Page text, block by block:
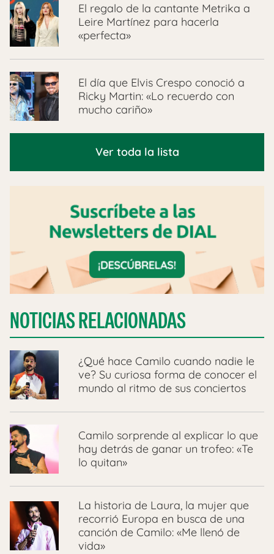
El regalo de la cantante Metrika a
Leire Martínez para hacerla
«perfecta»
El día que Elvis Crespo conoció a
Ricky Martin: «Lo recuerdo con
mucho cariño»
Ver toda la lista
NOTICIAS RELACIONADAS
¿Qué hace Camilo cuando nadie le
ve? Su curiosa forma de conocer el
mundo al ritmo de sus conciertos
Camilo sorprende al explicar lo que
hay detrás de ganar un trofeo: «Te
lo quitan»
La historia de Laura, la mujer que
recorrió Europa en busca de una
canción de Camilo: «Me llenó de
vida»